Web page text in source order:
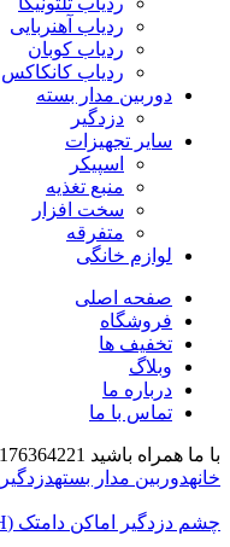
ردیاب آهنربایی
ردیاب کوبان
ردیاب کانکاکس
دوربین مدار بسته
دزدگیر
سایر تجهیزات
اسپیکر
منبع تغذیه
سخت افزار
متفرقه
لوازم خانگی
صفحه اصلی
فروشگاه
تخفیف ها
وبلاگ
درباره ما
تماس با ما
با ما همراه باشید 09176364221
خانهدوربین مدار بستهدزدگیر
چشم دزدگیر اماکن دامتک (DAMTECH)